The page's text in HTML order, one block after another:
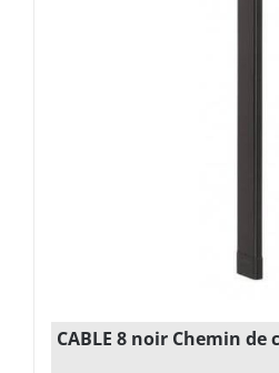
CABLE 8 noir Chemin de